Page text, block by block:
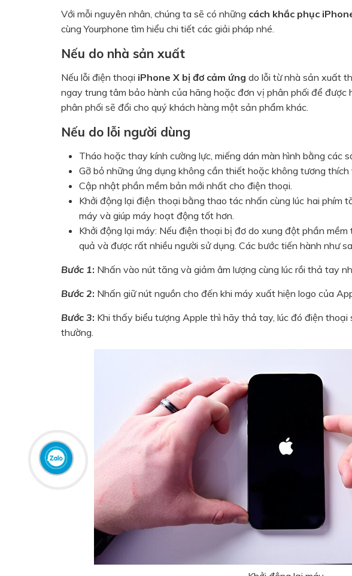
Với mỗi nguyên nhân, chúng ta sẽ có những cách khắc phục
cùng Yourphone tìm hiểu chi tiết các giải pháp nhé.
Nếu do nhà sản xuất
Nếu lỗi điện thoại iPhone X bị đơ cảm ứng do lỗi từ nhà sản xuất
ngay trung tâm bảo hành của hãng hoặc đơn vị phân phối để được
phân phối sẽ đổi cho quý khách hàng một sản phẩm khác.
Nếu do lỗi người dùng
Tháo hoặc thay kính cường lực, miếng dán màn hình bằng các
Gỡ bỏ những ứng dụng không cần thiết hoặc không tương thích
Cập nhật phần mềm bản mới nhất cho điện thoại.
Khởi động lại điện thoại bằng thao tác nhấn cùng lúc hai phím
máy và giúp máy hoạt động tốt hơn.
Khởi động lại máy: Nếu điện thoại bị đơ do xung đột phần
quả và được rất nhiều người sử dụng. Các bước tiến hành như
Bước 1: Nhấn vào nút tăng và giảm âm lượng cùng lúc rồi thả tay
Bước 2: Nhấn giữ nút nguồn cho đến khi máy xuất hiện logo của
Bước 3: Khi thấy biểu tượng Apple thì hãy thả tay, lúc đó điện
thường.